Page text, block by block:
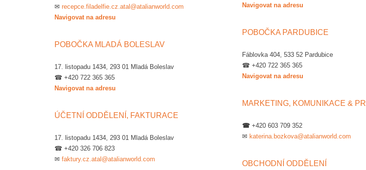
✉ recepce.filadelfie.cz.atal@atalianworld.com
Navigovat na adresu
POBOČKA MLADÁ BOLESLAV
17. listopadu 1434, 293 01 Mladá Boleslav
☎ +420 722 365 365
Navigovat na adresu
ÚČETNÍ ODDĚLENÍ, FAKTURACE
17. listopadu 1434, 293 01 Mladá Boleslav
☎ +420 326 706 823
✉ faktury.cz.atal@atalianworld.com
Navigovat na adresu
POBOČKA PARDUBICE
Fáblovka 404, 533 52 Pardubice
☎ +420 722 365 365
Navigovat na adresu
MARKETING, KOMUNIKACE & PR
☎+420 603 709 352
✉ katerina.bozkova@atalianworld.com
OBCHODNÍ ODDĚLENÍ